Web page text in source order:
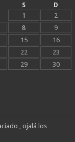
S
D
1
2
8
9
15
16
22
23
29
30
, ojalá los